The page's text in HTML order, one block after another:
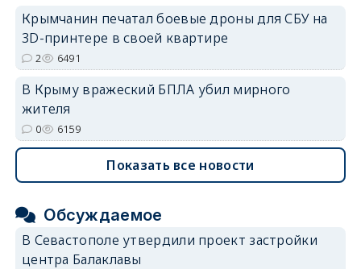
Крымчанин печатал боевые дроны для СБУ на
3D-принтере в своей квартире
2 6491
В Крыму вражеский БПЛА убил мирного
жителя
0 6159
Показать все новости
Обсуждаемое
В Севастополе утвердили проект застройки
центра Балаклавы